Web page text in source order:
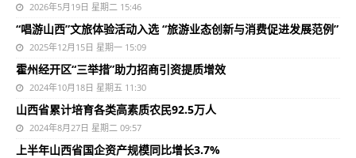
2026年5月19日 星期二 15:46
“唱游山西”文旅体验活动入选 “旅游业态创新与消费促进发展范例”
2025年12月15日 星期一 15:09
霍州经开区“三举措”助力招商引资提质增效
2024年10月18日 星期五 11:30
山西省累计培育各类高素质农民92.5万人
2024年8月27日 星期二 09:57
上半年山西省国企资产规模同比增长3.7%